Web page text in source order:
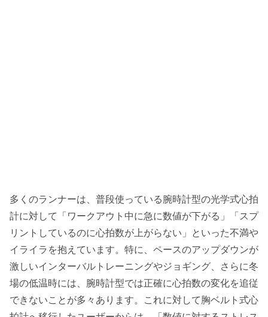
多くのランナーは、普段使っている腕時計型の光学式心拍
計に対して「ワークアウト中に急に数値が下がる」「スプ
リントしているのに心拍数が上がらない」といった不満や
イライラを抱えています。特に、ペースのアップダウンが
激しいインターバルトレーニングやジョギング、さらに冬
場の低温時には、腕時計型では正確に心拍数の変化を追従
できないことが多々あります。これに対して胸ベルト式心